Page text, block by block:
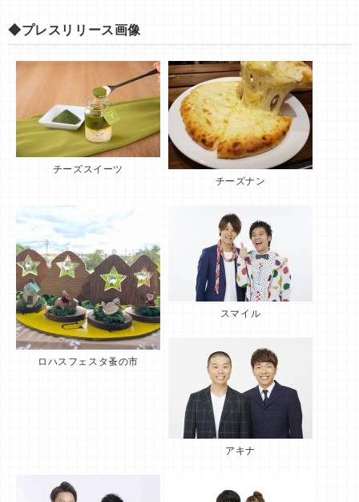
◆プレスリリース画像
チーズスイーツ
チーズナン
ロハスフェスタ蚤の市
スマイル
アキナ